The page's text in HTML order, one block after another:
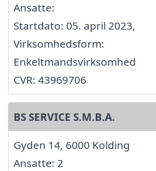
Ansatte:
Startdato: 05. april 2023,
Virksomhedsform:
Enkeltmandsvirksomhed
CVR: 43969706
BS SERVICE S.M.B.A.
Gyden 14, 6000 Kolding
Ansatte: 2